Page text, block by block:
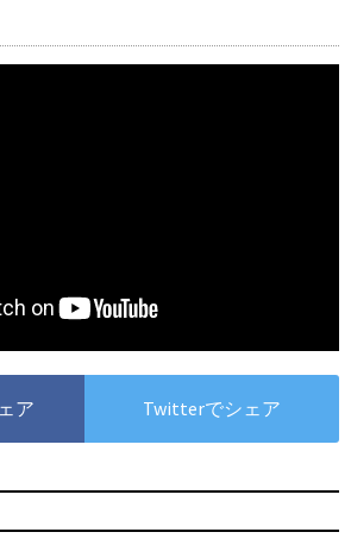
ア Twitterでシェア